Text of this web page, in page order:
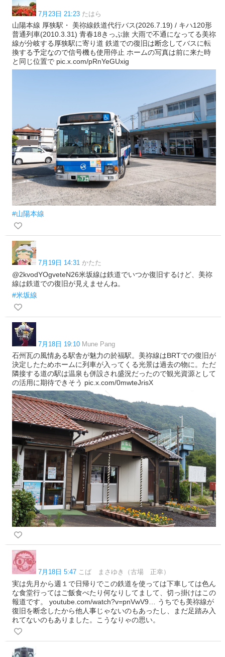
7月23日 21:23 たはら
山陽本線 厚狭駅・ 美祢線鉄道代行バス(2026.7.19) / キハ120形
普通列車(2010.3.31) 青春18きっぷ旅 大雨で不通になってる美祢
線が分岐する厚狭駅に寄り道 鉄道での復旧は断念してバスに転
換する予定なので信号機も使用停止 ホームの写真は前に来た時
と同じ位置で pic.x.com/pRnYeGUxig
#山陽本線
7月19日 14:31 かたた
@2kvodYOgveteN26米坂線は鉄道でいつか復旧するけど、美祢
線は鉄道での復旧が見えませんね。
#米坂線
7月18日 19:10 Mune Pang
石州瓦の風情ある駅舎が魅力の於福駅。美祢線はBRTでの復旧が
決定したためホームに列車が入ってくる光景は過去の物に。ただ
隣接する道の駅は温泉も併設され盛況だったので観光資源として
の活用に期待できそう pic.x.com/0mwteJrisX
7月18日 5:47 こば まさゆき（古場 正幸）
実は先月から週１で日帰りでこの鉄道を使っては下車しては色ん
な食堂行ってはご飯食べたり何なりしてまして、切っ掛けはこの
報道です。 youtube.com/watch?v=pnVwV9… うちでも美祢線が
復旧を断念したから他人事じゃないのもあったし、まだ足踏み入
れてないのもありました。こうなりゃの思い。